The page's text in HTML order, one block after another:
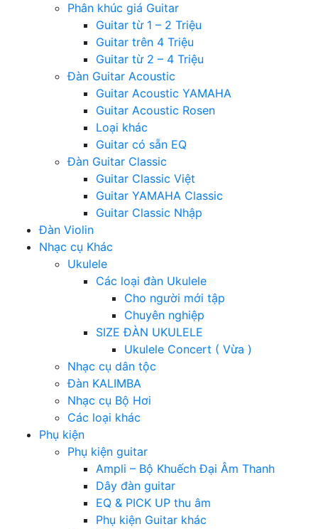
Phân khúc giá Guitar
Guitar từ 1 – 2 Triệu
Guitar trên 4 Triệu
Guitar từ 2 – 4 Triệu
Đàn Guitar Acoustic
Guitar Acoustic YAMAHA
Guitar Acoustic Rosen
Loại khác
Guitar có sẵn EQ
Đàn Guitar Classic
Guitar Classic Việt
Guitar YAMAHA Classic
Guitar Classic Nhập
Đàn Violin
Nhạc cụ Khác
Ukulele
Các loại đàn Ukulele
Cho người mới tập
Chuyên nghiệp
SIZE ĐÀN UKULELE
Ukulele Concert ( Vừa )
Nhạc cụ dân tộc
Đàn KALIMBA
Nhạc cụ Bộ Hơi
Các loại khác
Phụ kiện
Phụ kiện guitar
Ampli – Bộ Khuếch Đại Âm Thanh
Dây đàn guitar
EQ & PICK UP thu âm
Phụ kiện Guitar khác